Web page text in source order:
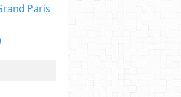
Paris